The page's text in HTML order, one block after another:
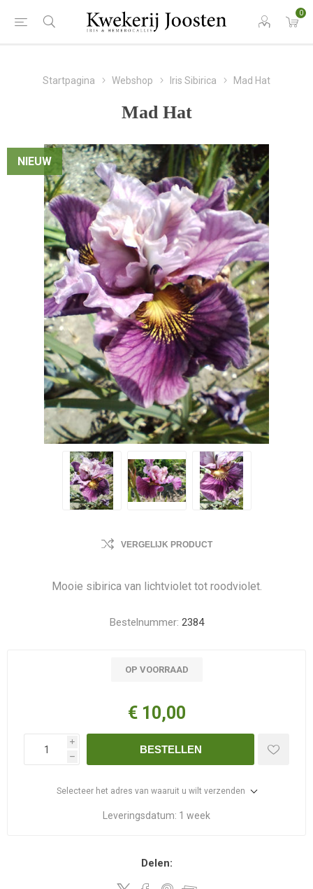
0
Startpagina Webshop Iris Sibirica Mad Hat
Mad Hat
NIEUW
VERGELIJK PRODUCT
Mooie sibirica van lichtviolet tot roodviolet.
Bestelnummer: 2384
OP VOORRAAD
€ 10,00
i
h
BESTELLEN
Selecteer het adres van waaruit u wilt verzenden
Leveringsdatum: 1 week
Delen: